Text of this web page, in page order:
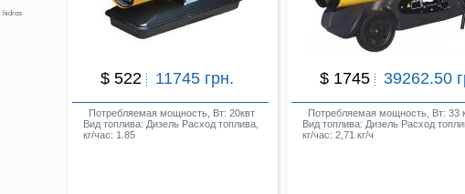
$ 522 11745 грн.
Потребляемая мощность, Вт: 20квт
Вид топлива: Дизель Расход топлива,
кг/час: 1.85
$ 1745 39262.50
Потребляемая мощность, Вт: 33
Вид топлива: Дизель Расход
кг/час: 2,71 кг/ч
hidros